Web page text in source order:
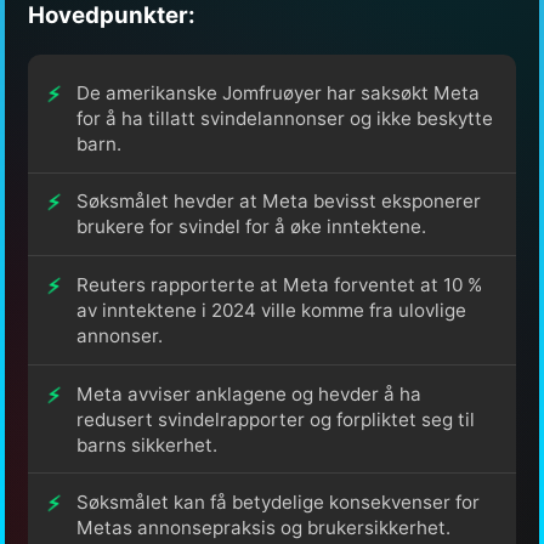
Hovedpunkter:
De amerikanske Jomfruøyer har saksøkt Meta
for å ha tillatt svindelannonser og ikke beskytte
barn.
Søksmålet hevder at Meta bevisst eksponerer
brukere for svindel for å øke inntektene.
Reuters rapporterte at Meta forventet at 10 %
av inntektene i 2024 ville komme fra ulovlige
annonser.
Meta avviser anklagene og hevder å ha
redusert svindelrapporter og forpliktet seg til
barns sikkerhet.
Søksmålet kan få betydelige konsekvenser for
Metas annonsepraksis og brukersikkerhet.